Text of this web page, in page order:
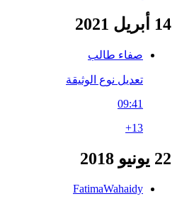
14 أبريل 2021
صفاء طالب
تعديل نوع الوثيقة
09:41
+13
22 يونيو 2018
FatimaWahaidy